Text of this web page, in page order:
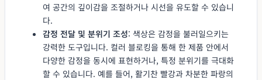
여 공간의 깊이감을 조절하거나 시선을 유도할 수 있습니
다.
감정 전달 및 분위기 조성: 색상은 감정을 불러일으키는
강력한 도구입니다. 컬러 블로킹을 통해 한 제품 안에서
다양한 감정을 동시에 표현하거나, 특정 분위기를 극대화
할 수 있습니다. 예를 들어, 활기찬 빨강과 차분한 파랑의